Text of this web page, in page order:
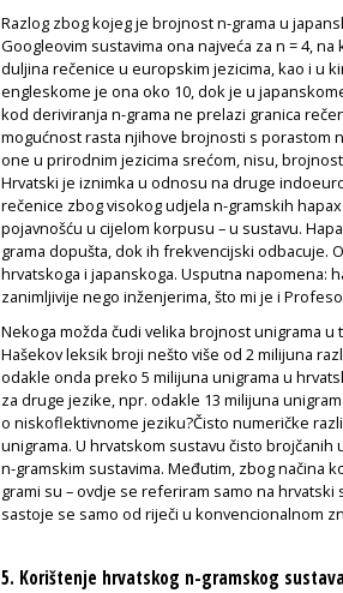
Razlog zbog kojeg je brojnost n-grama u
Googleovim sustavima ona najveća za n = 4,
duljina rečenice u europskim jezicima, kao i u
engleskome je ona oko 10, dok je u
kod deriviranja n-grama ne prelazi granica
mogućnost rasta njihove brojnosti s porastom
one u prirodnim jezicima srećom, nisu,
Hrvatski je iznimka u odnosu na druge
rečenice zbog visokog udjela n-gramskih
pojavnošću u cijelom korpusu – u sustavu.
grama dopušta, dok ih frekvencijski odbacuje.
hrvatskoga i japanskoga. Usputna napomena:
zanimljivije nego inženjerima, što mi je i
Nekoga možda čudi velika brojnost unigrama
Hašekov leksik broji nešto više od 2 milijuna
odakle onda preko 5 milijuna unigrama u
za druge jezike, npr. odakle 13 milijuna
o niskoflektivnome jeziku?Čisto numeričke
unigrama. U hrvatskom sustavu čisto brojčanih
n-gramskim sustavima. Međutim, zbog načina
grami su – ovdje se referiram samo na hrvatski
sastoje se samo od riječi u konvencionalnom
5. Korištenje hrvatskog n-gramskog